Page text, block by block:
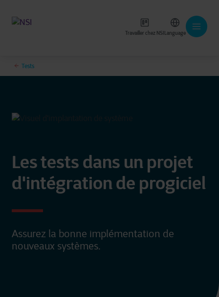
Travailler chez NSILanguage
Tests
Les tests dans un projet
d'intégration de progiciel
Assurez la bonne implémentation de
nouveaux systèmes.